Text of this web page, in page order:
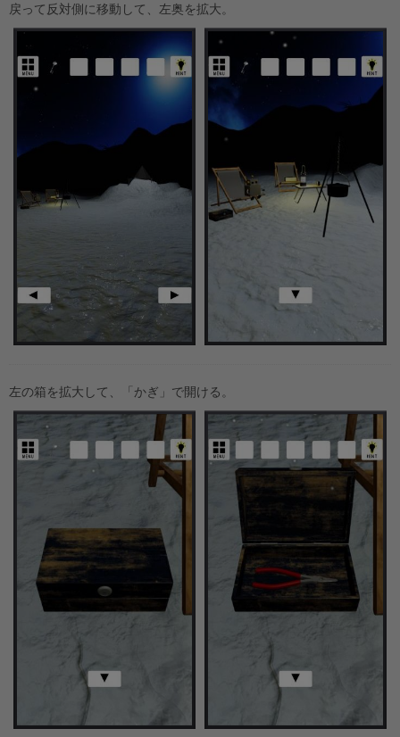
戻って反対側に移動して、左奥を拡大。
左の箱を拡大して、「かぎ」で開ける。